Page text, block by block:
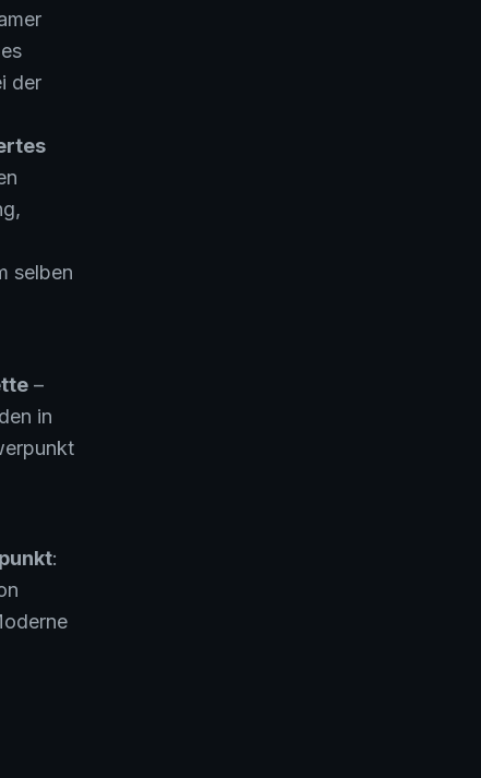
der
selben
–
in
: